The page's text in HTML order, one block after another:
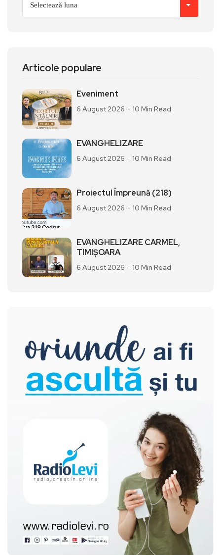
Articole populare
Eveniment
6 August 2026 10 Min Read
EVANGHELIZARE
6 August 2026 10 Min Read
Proiectul Împreună (218)
6 August 2026 10 Min Read
EVANGHELIZARE CARMEL,
TIMIȘOARA
6 August 2026 10 Min Read